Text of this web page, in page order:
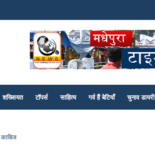
शख्सियत टॉपर्स साहित्य गर्व हैं बेटियाँ चुनाव डायरी